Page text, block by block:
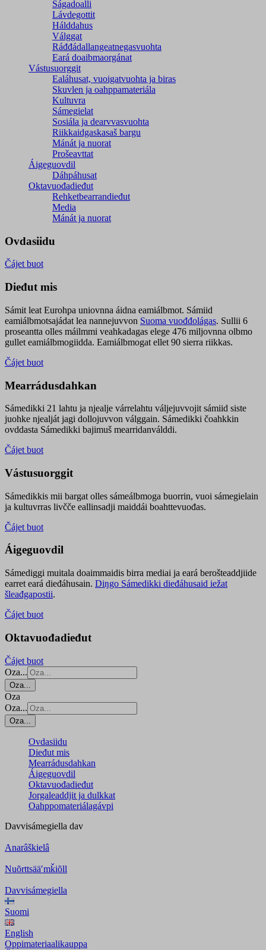
Ságadoalli
Lávdegottit
Hálddahus
Válggat
Ráđđádallangeatnegas­vuohta
Eará doaibmaorgánat
Vástusuorggit
Ealáhusat, vuoigatvuohta ja biras
Skuvlen ja oahppamateriála
Kultuvra
Sámegielat
Sosiála ja dearvvasvuohta
Riikkaidgaskasaš bargu
Mánát ja nuorat
Prošeavttat
Áigeguovdil
Dáhpáhusat
Oktavuođadieđut
Rehketbearrandieđut
Media
Mánát ja nuorat
Ovdasiidu
Čájet buot
Dieđut mis
Sámit leat Eurohpa uniovnna áidna eamiálbmot. Sámiid
eamiálbmotsajádat lea nannejuvvon Suoma vuođđolágas. Sullii 6
proseantta olles máilmmi veahkadagas elege 476 miljovnna olbmo
gullet eamiálbmogiidda. Eamiálbmogat ellet 90 sierra riikkas.
Čájet buot
Mearrádusdahkan
Sámedikki 21 lahtu ja njealje várrelahtu váljejuvvojit sámiid siste
juohke njealját jagi dollojuvvon válggain. Sámedikki čoahkkin
ovddasta Sámedikki bajimuš mearridanválddi.
Čájet buot
Vástusuorggit
Sámedikkis mii bargat olles sámeálbmoga buorrin, vuoi sámegielain
ja kultuvrras livčče eallinsadji maiddái boahttevuođas.
Čájet buot
Áigeguovdil
Sámediggi muitala doaimmaidis birra mediai ja eará berošteaddjiide
earret eará dieđáhusain. Diŋgo Sámedikki dieđáhusaid iežat
šleađgapostii.
Čájet buot
Oktavuođadieđut
Čájet buot
Oza...
Oza...
Oza
Oza...
Oza...
Ovdasiidu
Dieđut mis
Mearrádusdahkan
Áigeguovdil
Oktavuođadieđut
Jorgaleaddjit ja dulkkat
Oahppomateriálagávpi
Davvisámegiella dav
Anarâškielâ
Nuõrttsääʹmǩiõll
Davvisámegiella
Suomi
English
Oppimateriaalikauppa